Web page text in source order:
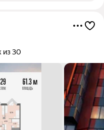
из 30